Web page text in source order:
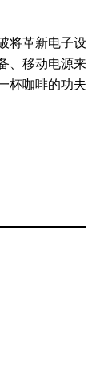
将革新电子设
、移动电源来
杯咖啡的功夫